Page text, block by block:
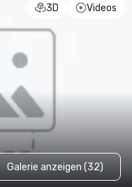
3D Videos
Galerie anzeigen (32)